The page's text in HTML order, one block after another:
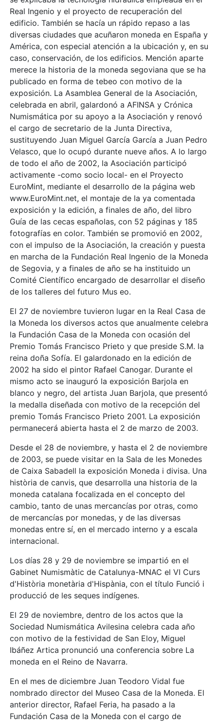
Real Ingenio y el proyecto de recuperación del
edificio. También se hacía un rápido repaso a las
diversas ciudades que acuñaron moneda en España y
América, con especial atención a la ubicación y, en su
caso, conservación, de los edificios. Mención aparte
merece la historia de la moneda segoviana que se ha
publicado en forma de tebeo con motivo de la
exposición. La Asamblea General de la Asociación,
celebrada en abril, galardonó a AFINSA y Crónica
Numismática por su apoyo a la Asociación y renovó
el cargo de secretario de la Junta Directiva,
sustituyendo Juan Miguel García García a Juan Pedro
Velasco, que lo ocupó durante nueve años. A lo largo
de todo el año de 2002, la Asociación participó
activamente -como socio local- en el Proyecto
EuroMint, mediante el desarrollo de la página web
www.EuroMint.net, el montaje de la ya comentada
exposición y la edición, a finales de año, del libro
Guía de las cecas españolas, con 52 páginas y 185
fotografías en color. También se promovió en 2002,
con el impulso de la Asociación, la creación y puesta
en marcha de la Fundación Real Ingenio de la Moneda
de Segovia, y a finales de año se ha instituido un
Comité Científico encargado de desarrollar el diseño
de los talleres del futuro Mus eo.
El 27 de noviembre tuvieron lugar en la Real Casa de
la Moneda los diversos actos que anualmente celebra
la Fundación Casa de la Moneda con ocasión del
Premio Tomás Francisco Prieto y que preside S.M. la
reina doña Sofía. El galardonado en la edición de
2002 ha sido el pintor Rafael Canogar. Durante el
mismo acto se inauguró la exposición Barjola en
blanco y negro, del artista Juan Barjola, que presentó
la medalla diseñada con motivo de la recepción del
premio Tomás Francisco Prieto 2001. La exposición
permanecerá abierta hasta el 2 de marzo de 2003.
Desde el 28 de noviembre, y hasta el 2 de noviembre
de 2003, se puede visitar en la Sala de les Monedes
de Caixa Sabadell la exposición Moneda i divisa. Una
història de canvis, que desarrolla una historia de la
moneda catalana focalizada en el concepto del
cambio, tanto de unas mercancías por otras, como
de mercancías por monedas, y de las diversas
monedas entre sí, en el mercado interno y a escala
internacional.
Los días 28 y 29 de noviembre se impartió en el
Gabinet Numismàtic de Catalunya-MNAC el VI Curs
d'Història monetària d'Hispània, con el título Funció i
producció de les seques indígenes.
El 29 de noviembre, dentro de los actos que la
Sociedad Numismática Avilesina celebra cada año
con motivo de la festividad de San Eloy, Miguel
Ibáñez Artica pronunció una conferencia sobre La
moneda en el Reino de Navarra.
En el mes de diciembre Juan Teodoro Vidal fue
nombrado director del Museo Casa de la Moneda. El
anterior director, Rafael Feria, ha pasado a la
Fundación Casa de la Moneda con el cargo de